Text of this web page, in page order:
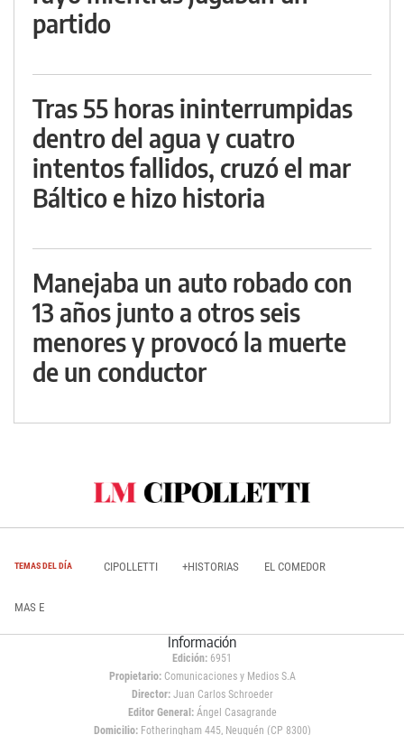
partido
Tras 55 horas ininterrumpidas
dentro del agua y cuatro
intentos fallidos, cruzó el mar
Báltico e hizo historia
Manejaba un auto robado con
13 años junto a otros seis
menores y provocó la muerte
de un conductor
TEMAS DEL DÍA CIPOLLETTI +HISTORIAS EL COMEDOR
MAS E
Información
Edición: 6951
Propietario:Comunicaciones y Medios S.A
Director: Juan Carlos Schroeder
Editor General:Ángel Casagrande
Domicilio:Fotheringham 445, Neuquén (CP 8300)